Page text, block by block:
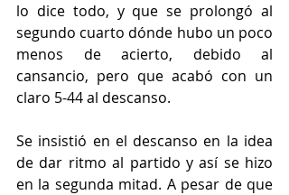
lo dice todo, y que se prolongó al
segundo cuarto dónde hubo un poco
menos de acierto, debido al
cansancio, pero que acabó con un
claro 5-44 al descanso.
Se insistió en el descanso en la idea
de dar ritmo al partido y así se hizo
en la segunda mitad. A pesar de que